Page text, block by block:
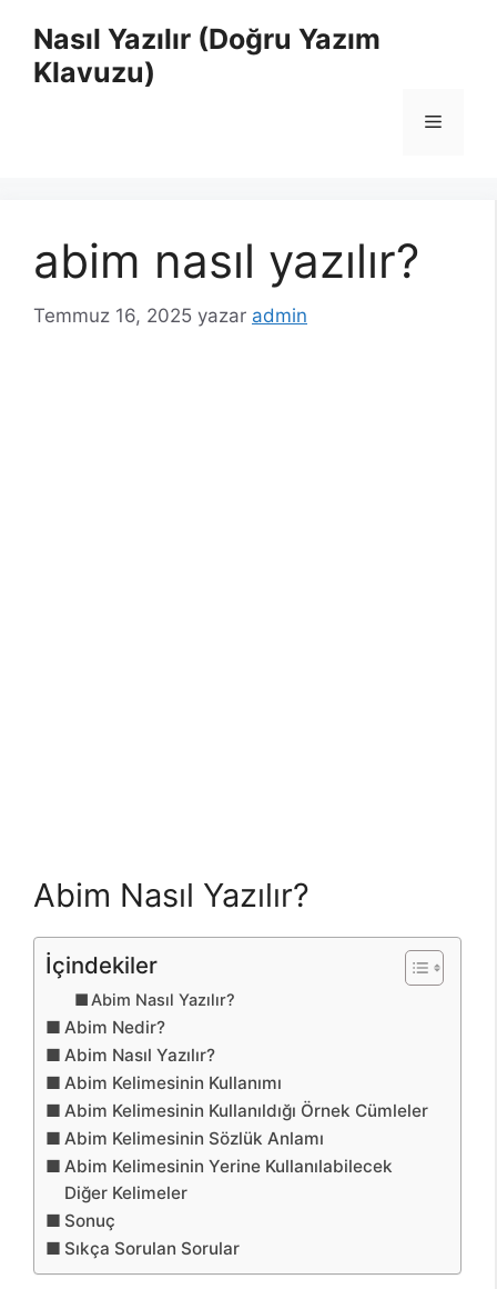
Nasıl Yazılır (Doğru Yazım
Klavuzu)
Menü
abim nasıl yazılır?
Temmuz 16, 2025 yazar admin
Abim Nasıl Yazılır?
İçindekiler
Abim Nasıl Yazılır?
Abim Nedir?
Abim Nasıl Yazılır?
Abim Kelimesinin Kullanımı
Abim Kelimesinin Kullanıldığı Örnek Cümleler
Abim Kelimesinin Sözlük Anlamı
Abim Kelimesinin Yerine Kullanılabilecek
Diğer Kelimeler
Sonuç
Sıkça Sorulan Sorular